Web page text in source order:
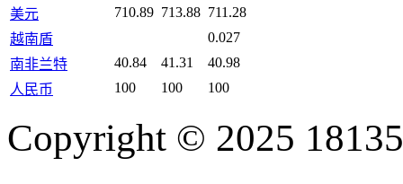
美元
710.89 713.88 711.28
越南盾
0.027
南非兰特
40.84 41.31
40.98
人民币
100 100 100
Copyright © 2025